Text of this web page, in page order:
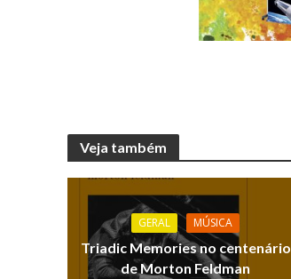
Veja também
GERAL MÚSICA
Triadic Memories no centenário
de Morton Feldman